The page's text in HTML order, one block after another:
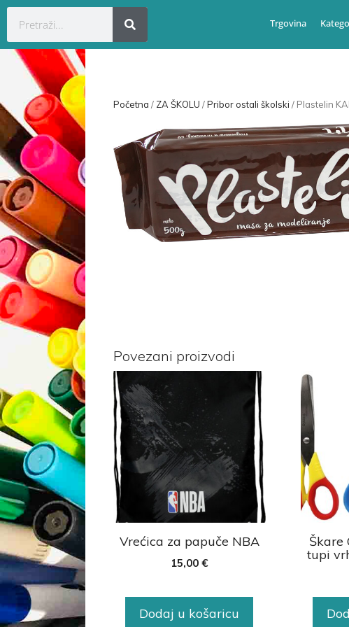
Trgovina
Početna / ZA ŠKOLU /Pribor ostali školski / Plastelin
Povezani proizvodi
Vrećica za papuče NBA
15,00 €
Dodaj u košaricu
Škare
tupi